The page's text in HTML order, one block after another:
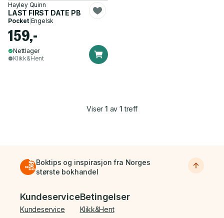
Hayley Quinn
LAST FIRST DATE PB
Pocket| Engelsk
159,-
Nettlager
Klikk&Hent
Viser1 av 1 treff
Boktips og inspirasjon fra Norges
største bokhandel
Bunnmeny
Kundeservice
Kundeservice
Betingelser
Klikk&Hent